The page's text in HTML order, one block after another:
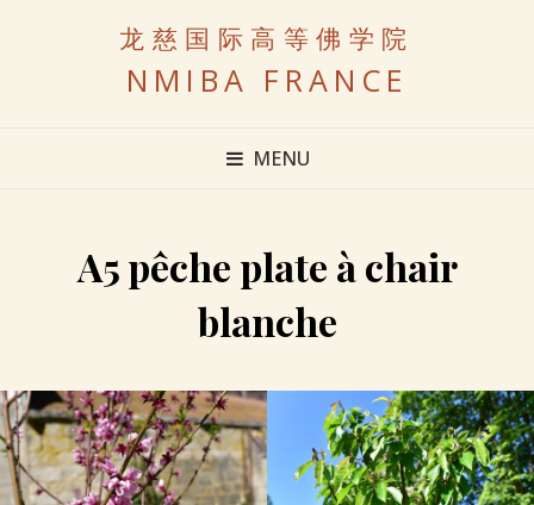
龙慈国际高等佛学院
NMIBA FRANCE
MENU
A5 pêche plate à chair
blanche